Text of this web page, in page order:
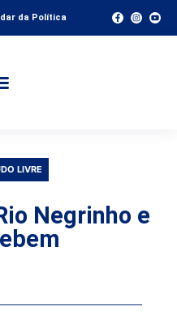
da Política
LIVRE
Negrinho e